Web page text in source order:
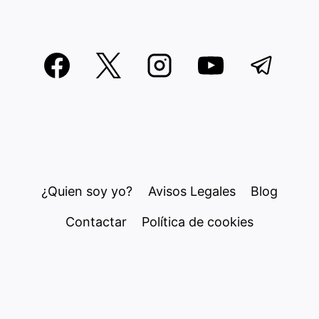
¿Quien soy yo? Avisos Legales Blog
Contactar Política de cookies